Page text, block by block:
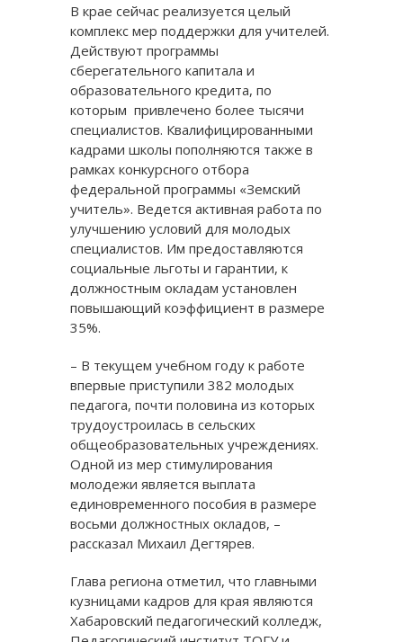
В крае сейчас реализуется целый
комплекс мер поддержки для учителей.
Действуют программы
сберегательного капитала и
образовательного кредита, по
которым привлечено более тысячи
специалистов. Квалифицированными
кадрами школы пополняются также в
рамках конкурсного отбора
федеральной программы «Земский
учитель». Ведется активная работа по
улучшению условий для молодых
специалистов. Им предоставляются
социальные льготы и гарантии, к
должностным окладам установлен
повышающий коэффициент в размере
35%.
– В текущем учебном году к работе
впервые приступили 382 молодых
педагога, почти половина из которых
трудоустроилась в сельских
общеобразовательных учреждениях.
Одной из мер стимулирования
молодежи является выплата
единовременного пособия в размере
восьми должностных окладов, –
рассказал Михаил Дегтярев.
Глава региона отметил, что главными
кузницами кадров для края являются
Хабаровский педагогический колледж,